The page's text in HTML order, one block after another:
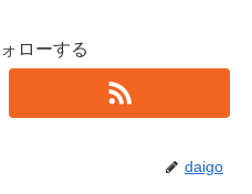
ローする
daigo